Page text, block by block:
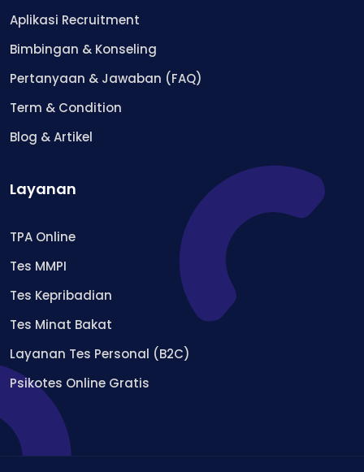
Aplikasi Recruitment
Bimbingan & Konseling
Pertanyaan & Jawaban (FAQ)
Term & Condition
Blog & Artikel
Layanan
TPA Online
Tes MMPI
Tes Kepribadian
Tes Minat Bakat
Layanan Tes Personal (B2C)
Psikotes Online Gratis